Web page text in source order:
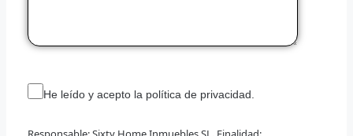
He leído y acepto la política de privacidad.